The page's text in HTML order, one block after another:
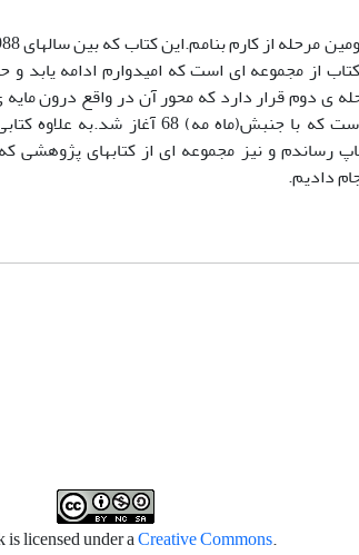
کتاب از مجموعه ای است که امیدوارم ادامه
ی دوم قرار دارد که محور آن در واقع درون
رساندم و نیز مجموعه ای از کتابهای پژوهشی
دادیم.
.This work is licensed under a
Creative Commons